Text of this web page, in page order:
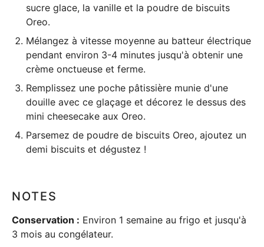
sucre glace, la vanille et la poudre de biscuits
Oreo.
Mélangez à vitesse moyenne au batteur électrique
pendant environ 3-4 minutes jusqu'à obtenir une
crème onctueuse et ferme.
Remplissez une poche pâtissière munie d'une
douille avec ce glaçage et décorez le dessus des
mini cheesecake aux Oreo.
Parsemez de poudre de biscuits Oreo, ajoutez un
demi biscuits et dégustez !
NOTES
Conservation : Environ 1 semaine au frigo et jusqu'à
3 mois au congélateur.